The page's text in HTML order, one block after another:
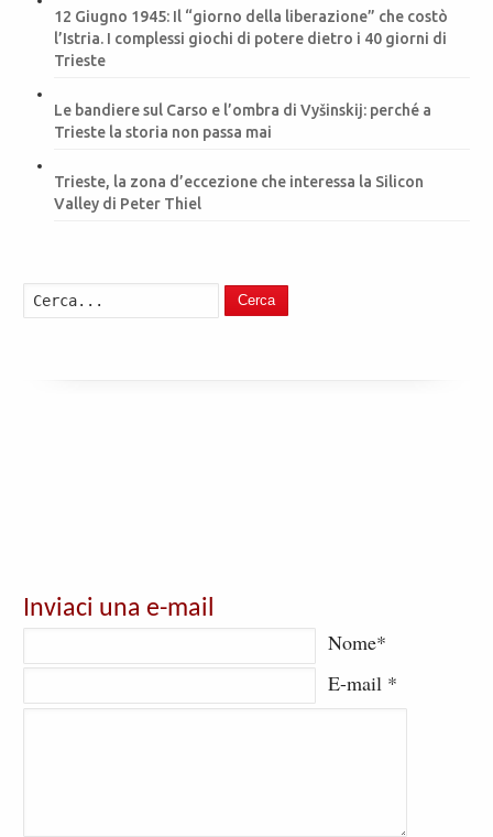
12 Giugno 1945: Il “giorno della liberazione” che costò
l’Istria. I complessi giochi di potere dietro i 40 giorni di
Trieste
Le bandiere sul Carso e l’ombra di Vyšinskij: perché a
Trieste la storia non passa mai
Trieste, la zona d’eccezione che interessa la Silicon
Valley di Peter Thiel
Cerca
Inviaci una e-mail
Nome*
E-mail *